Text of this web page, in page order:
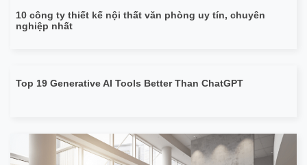
10 công ty thiết kế nội thất văn phòng uy tín, chuyên
nghiệp nhất
Top 19 Generative AI Tools Better Than ChatGPT